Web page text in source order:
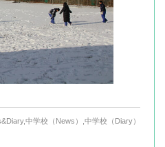
,中学校（News） ,中学校（Diary）